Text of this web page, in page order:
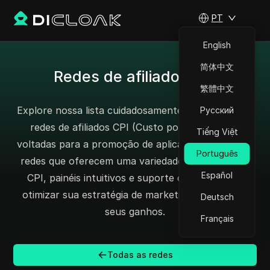
PT
English
简体中文
繁體中文
Русский
Tiếng Việt
Português
Español
Deutsch
Français
Redes de afiliados CPI
Explore nossa lista cuidadosamente selecionada de
redes de afiliados CPI (Custo por Instalação),
voltadas para a promoção de aplicativos. Encontre
redes que oferecem uma variedade de programas
CPI, painéis intuitivos e suporte confiável para
otimizar sua estratégia de marketing e aumentar
seus ganhos.
Todas as redes